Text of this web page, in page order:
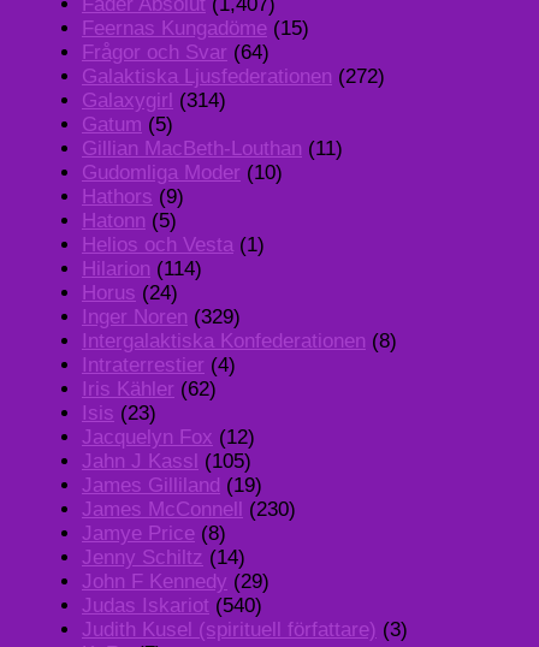
Feernas Kungadöme (15)
Frågor och Svar (64)
Galaktiska Ljusfederationen (272)
Galaxygirl (314)
Gatum (5)
Gillian MacBeth-Louthan (11)
Gudomliga Moder (10)
Hathors (9)
Hatonn (5)
Helios och Vesta (1)
Hilarion (114)
Horus (24)
Inger Noren (329)
Intergalaktiska Konfederationen (8)
Intraterrestier (4)
Iris Kähler (62)
Isis (23)
Jacquelyn Fox (12)
Jahn J Kassl (105)
James Gilliland (19)
James McConnell
(230)
Jamye Price (8)
Jenny Schiltz (14)
John F Kennedy (29)
Judas Iskariot (540)
Judith Kusel (spirituell författare) (3)